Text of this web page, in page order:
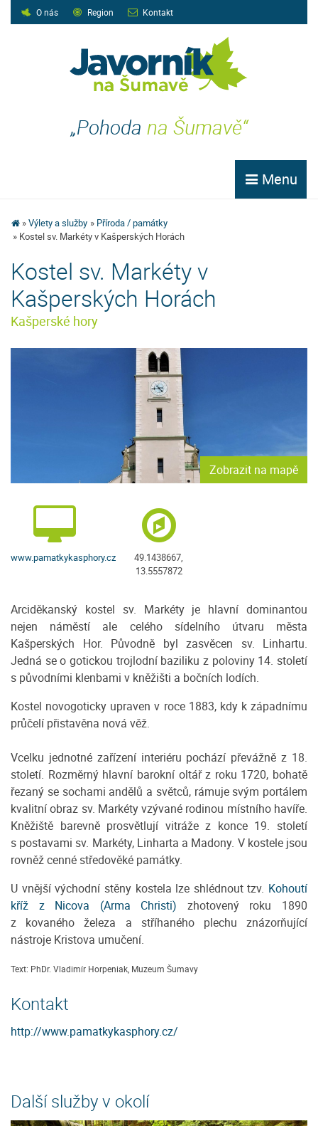
O nás Region Kontakt
„Pohoda na Šumavě“
Menu
Výlety a služby
Příroda / památky
Kostel sv. Markéty v Kašperských Horách
Kostel sv. Markéty v
Kašperských Horách
Kašperské hory
Zobrazit na mapě
www.pamatkykasphory.cz
49.1438667,
13.5557872
Arciděkanský kostel sv. Markéty je hlavní dominantou
nejen náměstí ale celého sídelního útvaru města
Kašperských Hor. Původně byl zasvěcen sv. Linhartu.
Jedná se o gotickou trojlodní baziliku z poloviny 14. století
s původními klenbami v kněžišti a bočních lodích.
Kostel novogoticky upraven v roce 1883, kdy k západnímu
průčelí přistavěna nová věž.
Vcelku jednotné zařízení interiéru pochází převážně z 18.
století. Rozměrný hlavní barokní oltář z roku 1720, bohatě
řezaný se sochami andělů a světců, rámuje svým portálem
kvalitní obraz sv. Markéty vzývané rodinou místního havíře.
Kněžiště barevně prosvětlují vitráže z konce 19. století
s postavami sv. Markéty, Linharta a Madony. V kostele jsou
rovněž cenné středověké památky.
U vnější východní stěny kostela lze shlédnout tzv. Kohoutí
kříž z Nicova (Arma Christi) zhotovený roku 1890
z kovaného železa a stříhaného plechu znázorňující
nástroje Kristova umučení.
Text: PhDr. Vladimír Horpeniak, Muzeum Šumavy
Kontakt
http://www.pamatkykasphory.cz/
Další služby v okolí